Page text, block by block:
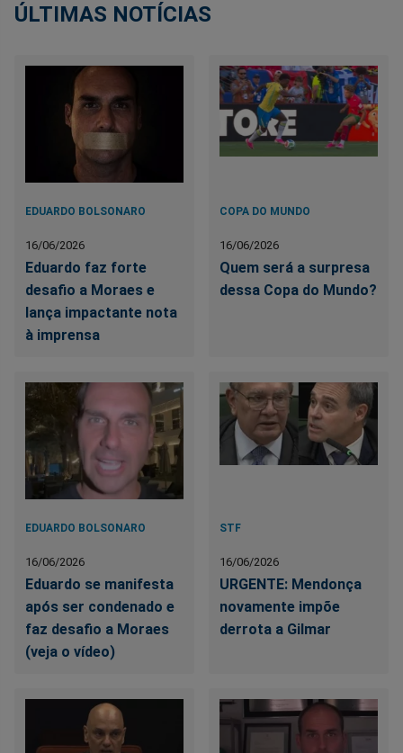
ÚLTIMAS NOTÍCIAS
EDUARDO BOLSONARO
16/06/2026
Eduardo faz forte
desafio a Moraes e
lança impactante nota
à imprensa
COPA DO MUNDO
16/06/2026
Quem será a surpresa
dessa Copa do Mundo?
EDUARDO BOLSONARO
16/06/2026
Eduardo se manifesta
após ser condenado e
faz desafio a Moraes
(veja o vídeo)
STF
16/06/2026
URGENTE: Mendonça
novamente impõe
derrota a Gilmar